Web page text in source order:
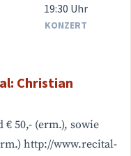
19:30 Uhr
KONZERT
Christian
€ 50,- (erm.), sowie
http://www.recital-